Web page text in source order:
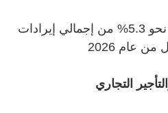
شكّلت العمليات الدولية نحو 5.3% من إجمالي إيرادات
عام 2026
التجاري